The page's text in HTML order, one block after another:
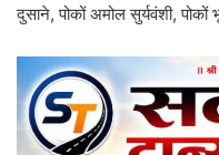
दुसाने, पोकों अमोल सुर्यवंशी,